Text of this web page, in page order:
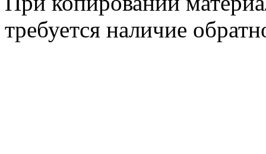
требуется наличие